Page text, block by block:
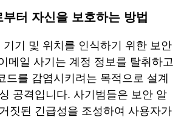
터 자신을 보호하는 방법
기기 및 위치를 인식하기 위한 보안
메일 사기는 계정 정보를 탈취하고
드를 감염시키려는 목적으로 설계
공격입니다. 사기범들은 보안 알
짓된 긴급성을 조성하여 사용자가